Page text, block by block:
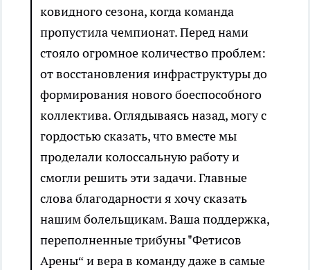
ковидного сезона, когда команда
пропустила чемпионат. Перед нами
стояло огромное количество проблем:
от восстановления инфраструктуры до
формирования нового боеспособного
коллектива. Оглядываясь назад, могу с
гордостью сказать, что вместе мы
проделали колоссальную работу и
смогли решить эти задачи. Главные
слова благодарности я хочу сказать
нашим болельщикам. Ваша поддержка,
переполненные трибуны "Фетисов
Арены“ и вера в команду даже в самые